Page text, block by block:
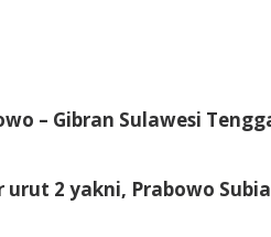
– Gibran Sulawesi
2 yakni, Prabowo